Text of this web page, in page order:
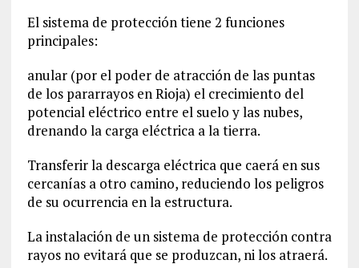
El sistema de protección tiene 2 funciones
principales:
anular (por el poder de atracción de las puntas
de los pararrayos en Rioja) el crecimiento del
potencial eléctrico entre el suelo y las nubes,
drenando la carga eléctrica a la tierra.
Transferir la descarga eléctrica que caerá en sus
cercanías a otro camino, reduciendo los peligros
de su ocurrencia en la estructura.
La instalación de un sistema de protección contra
rayos no evitará que se produzcan, ni los atraerá.